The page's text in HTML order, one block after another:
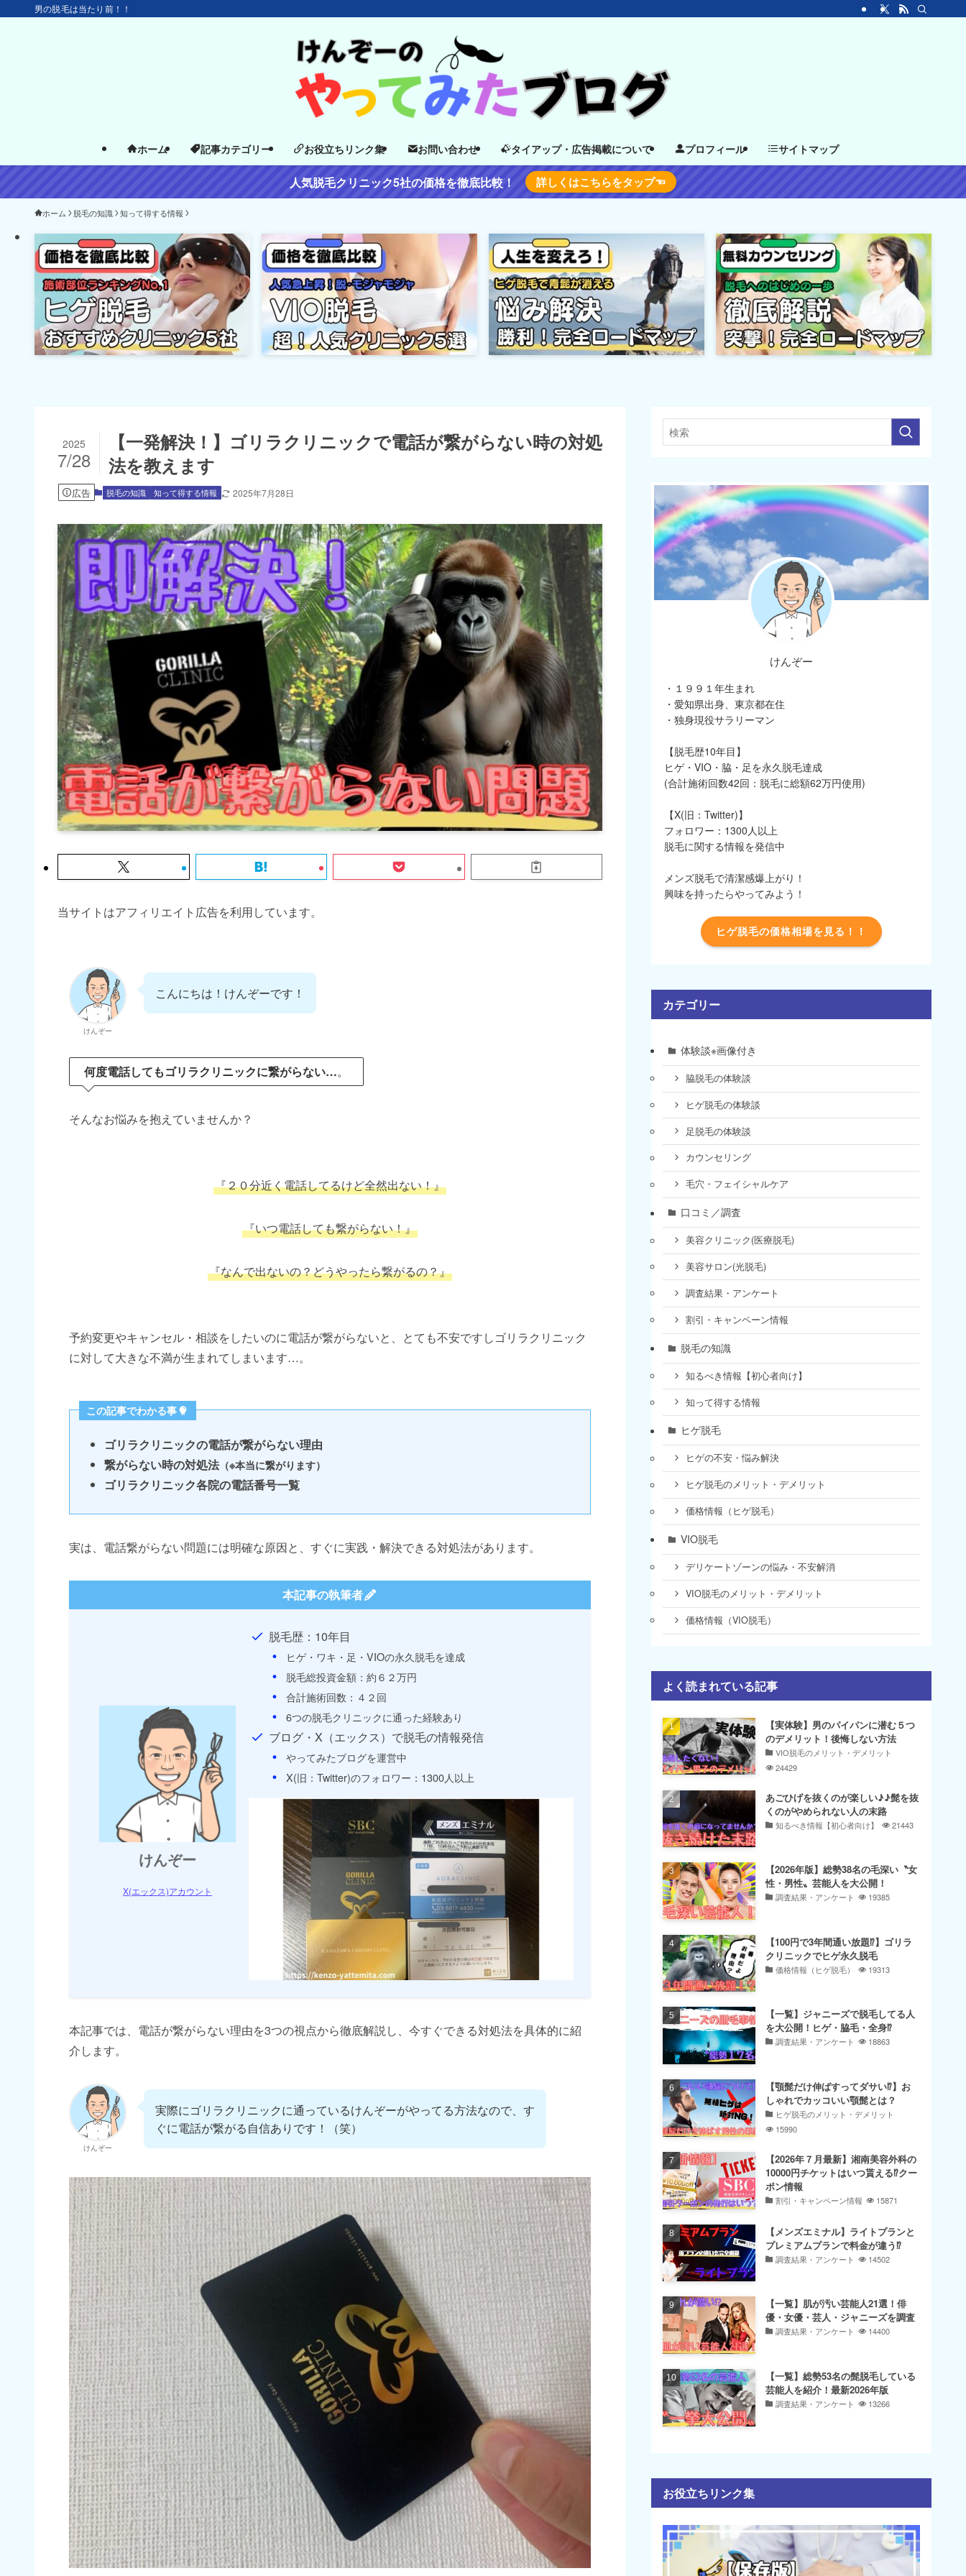
男の脱毛は当たり前！！
ホーム 記事カテゴリー お役立ちリンク集 お問い合わせ タイアップ・広告掲載について プロフィール サイトマップ
人気脱毛クリニック5社の価格を徹底比較！ 詳しくはこちらをタップ☜
ホーム 脱毛の知識 知って得する情報
【一発解決！】ゴリラクリニックで電話が繋がらない時の対処
法を教えます
2025
7/28
広告 脱毛の知識 知って得する情報 2025年7月28日
当サイトはアフィリエイト広告を利用しています。
けんぞー
こんにちは！けんぞーです！
何度電話してもゴリラクリニックに繋がらない…。
そんなお悩みを抱えていませんか？
『２０分近く電話してるけど全然出ない！』
『いつ電話しても繋がらない！』
『なんで出ないの？どうやったら繋がるの？』
予約変更やキャンセル・相談をしたいのに電話が繋がらないと、とても不安ですしゴリラクリニック
に対して大きな不満が生まれてしまいます…。
この記事でわかる事
ゴリラクリニックの電話が繋がらない理由
繋がらない時の対処法（※本当に繋がります）
ゴリラクリニック各院の電話番号一覧
実は、電話繋がらない問題には明確な原因と、すぐに実践・解決できる対処法があります。
本記事の執筆者
けんぞー
X(エックス)アカウント
脱毛歴：10年目
ヒゲ・ワキ・足・VIOの永久脱毛を達成
脱毛総投資金額：約６２万円
合計施術回数：４２回
6つの脱毛クリニックに通った経験あり
ブログ・X（エックス）で脱毛の情報発信
やってみたブログを運営中
X(旧：Twitter)のフォロワー：1300人以上
本記事では、電話が繋がらない理由を3つの視点から徹底解説し、今すぐできる対処法を具体的に紹
介します。
けんぞー
実際にゴリラクリニックに通っているけんぞーがやってる方法なので、す
ぐに電話が繋がる自信ありです！（笑）
けんぞー
・１９９１年生まれ
・愛知県出身、東京都在住
・独身現役サラリーマン
【脱毛歴10年目】
ヒゲ・VIO・脇・足を永久脱毛達成
(合計施術回数42回：脱毛に総額62万円使用)
【X(旧：Twitter)】
フォロワー：1300人以上
脱毛に関する情報を発信中
メンズ脱毛で清潔感爆上がり！
興味を持ったらやってみよう！
ヒゲ脱毛の価格相場を見る！！
カテゴリー
体験談※画像付き
脇脱毛の体験談
ヒゲ脱毛の体験談
足脱毛の体験談
カウンセリング
毛穴・フェイシャルケア
口コミ／調査
美容クリニック(医療脱毛)
美容サロン(光脱毛)
調査結果・アンケート
割引・キャンペーン情報
脱毛の知識
知るべき情報【初心者向け】
知って得する情報
ヒゲ脱毛
ヒゲの不安・悩み解決
ヒゲ脱毛のメリット・デメリット
価格情報（ヒゲ脱毛）
VIO脱毛
デリケートゾーンの悩み・不安解消
VIO脱毛のメリット・デメリット
価格情報（VIO脱毛）
よく読まれている記事
【実体験】男のパイパンに潜む５つ
のデメリット！後悔しない方法
VIO脱毛のメリット・デメリット
24429
あごひげを抜くのが楽しい♪♪髭を抜
くのがやめられない人の末路
知るべき情報【初心者向け】 21443
【2026年版】総勢38名の毛深い〝女
性・男性〟芸能人を大公開！
調査結果・アンケート 19385
【100円で3年間通い放題⁉】ゴリラ
クリニックでヒゲ永久脱毛
価格情報（ヒゲ脱毛） 19313
【一覧】ジャニーズで脱毛してる人
を大公開！ヒゲ・脇毛・全身⁉
調査結果・アンケート 18863
【顎髭だけ伸ばすってダサい⁉】お
しゃれでカッコいい顎髭とは？
ヒゲ脱毛のメリット・デメリット
15990
【2026年７月最新】湘南美容外科の
10000円チケットはいつ貰える⁉クー
ポン情報
割引・キャンペーン情報 15871
【メンズエミナル】ライトプランと
プレミアムプランで料金が違う⁉
調査結果・アンケート 14502
【一覧】肌が汚い芸能人21選！俳
優・女優・芸人・ジャニーズを調査
調査結果・アンケート 14400
【一覧】総勢53名の髭脱毛している
芸能人を紹介！最新2026年版
調査結果・アンケート 13266
お役立ちリンク集